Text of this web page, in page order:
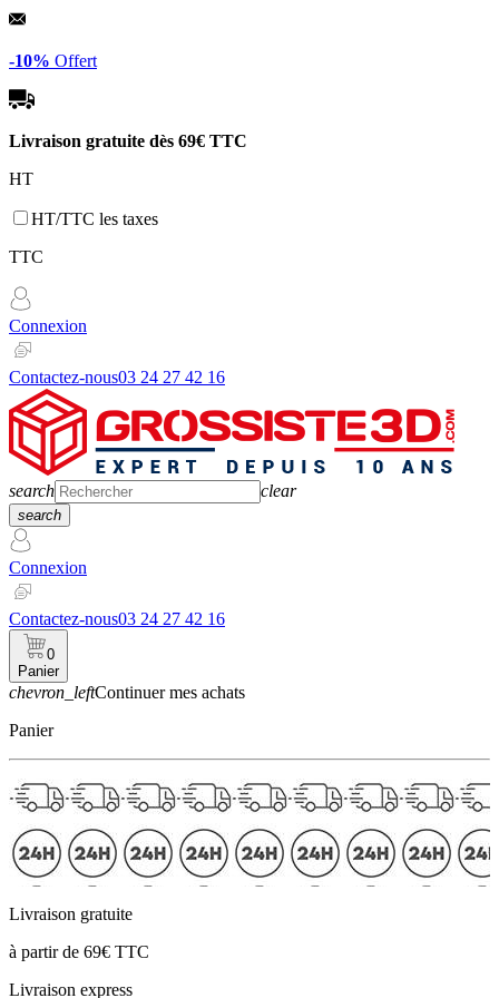
Panneau de gestion des cookies
-10% Offert
Livraison gratuite dès 69€ TTC
HT
HT/TTC les taxes
TTC
Connexion
Contactez-nous03 24 27 42 16
search clear
search
Connexion
Contactez-nous03 24 27 42 16
0
Panier
chevron_leftContinuer mes achats
Panier
Livraison gratuite
à partir de 69€ TTC
Livraison express